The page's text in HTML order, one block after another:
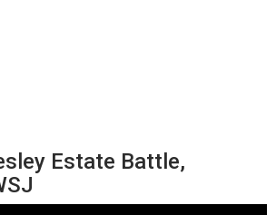
Estate Battle,